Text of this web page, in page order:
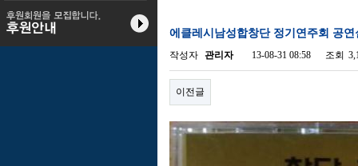
에클레시남성합창단 정기연주회 공연
작성자 관리자 13-08-31 08:58 조회
이전글